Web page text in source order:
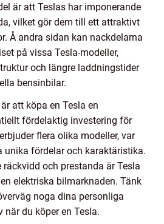
är att Teslas har imponerande
vilket gör dem till ett attraktivt
Å andra sidan kan nackdelarna
på vissa Tesla-modeller,
och längre laddningstider
bensinbilar.
att köpa en Tesla en
fördelaktig investering för
flera olika modeller, var
unika fördelar och karaktäristika.
och prestanda är Tesla
elektriska bilmarknaden. Tänk
noga dina personliga
när du köper en Tesla.